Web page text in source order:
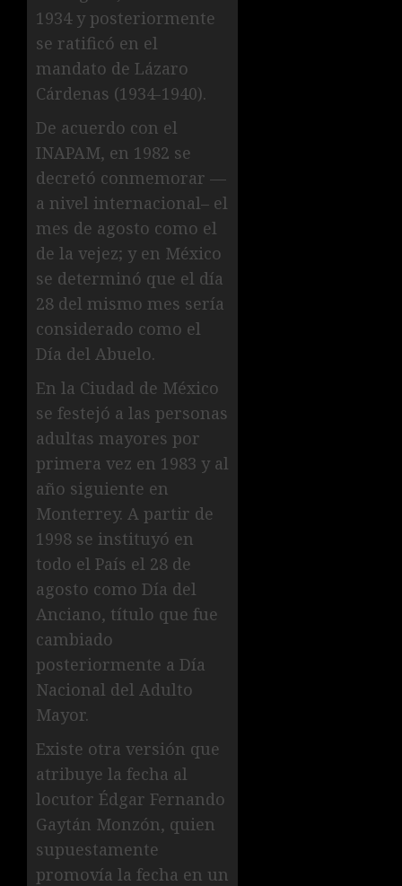
1934 y posteriormente
se ratificó en el
mandato de Lázaro
Cárdenas (1934-1940).
De acuerdo con el
INAPAM, en 1982 se
decretó conmemorar —
a nivel internacional– el
mes de agosto como el
de la vejez; y en México
se determinó que el día
28 del mismo mes sería
considerado como el
Día del Abuelo.
En la Ciudad de México
se festejó a las personas
adultas mayores por
primera vez en 1983 y al
año siguiente en
Monterrey. A partir de
1998 se instituyó en
todo el País el 28 de
agosto como Día del
Anciano, título que fue
cambiado
posteriormente a Día
Nacional del Adulto
Mayor.
Existe otra versión que
atribuye la fecha al
locutor Édgar Fernando
Gaytán Monzón, quien
supuestamente
promovía la fecha en un